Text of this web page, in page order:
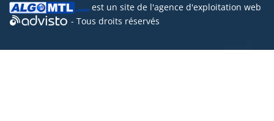
est un site de l'agence d'exploitation web
- Tous droits réservés